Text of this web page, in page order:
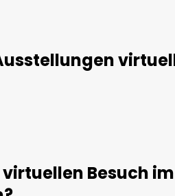
Besuch im